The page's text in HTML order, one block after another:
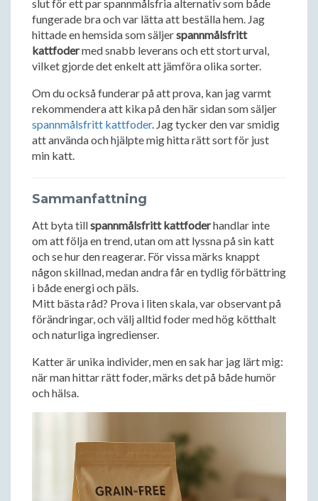
slut för ett par spannmålsfria alternativ som både
fungerade bra och var lätta att beställa hem. Jag
hittade en hemsida som säljerspannmålsfritt
kattfodermed snabb leverans och ett stort urval,
vilket gjorde det enkelt att jämföra olika sorter.
Om du också funderar på att prova, kan jag varmt
rekommendera att kika på den här sidan som säljer
spannmålsfritt kattfoder. Jag tycker den var smidig
att använda och hjälpte mig hitta rätt sort för just
min katt.
Sammanfattning
Att byta tillspannmålsfritt kattfoderhandlar inte
om att följa en trend, utan om att lyssna på sin katt
och se hur den reagerar. För vissa märks knappt
någon skillnad, medan andra får en tydlig förbättring
i både energi och päls.
Mitt bästa råd? Prova i liten skala, var observant på
förändringar, och välj alltid foder med hög kötthalt
och naturliga ingredienser.
Katter är unika individer, men en sak har jag lärt mig:
när man hittar rätt foder, märks det på både humör
och hälsa.